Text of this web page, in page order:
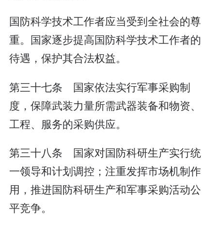
国防科学技术工作者应当受到全社会的尊
重。国家逐步提高国防科学技术工作者的
待遇，保护其合法权益。
第三十七条 国家依法实行军事采购制
度，保障武装力量所需武器装备和物资、
工程、服务的采购供应。
第三十八条 国家对国防科研生产实行统
一领导和计划调控；注重发挥市场机制作
用，推进国防科研生产和军事采购活动公
平竞争。